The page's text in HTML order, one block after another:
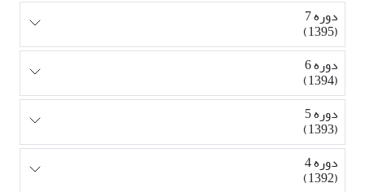
دوره 7
(1395)
دوره 6
(1394)
دوره 5
(1393)
دوره 4
(1392)